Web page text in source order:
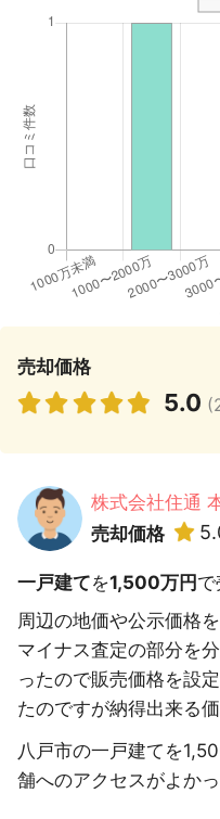
売却価格
5.0
株式会社住通
売却価格
一戸建てを1,500万円 で
周辺の地価や公示価格
マイナス査定の部分を
ったので販売価格を設
たのですが納得出来る
八戸市の一戸建てを
舗へのアクセスがよか